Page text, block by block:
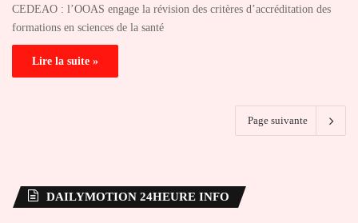
CEDEAO : l’OOAS engage la révision des critères d’accréditation des
formations en sciences de la santé
Lire la suite »
Page suivante
DAILYMOTION 24HEURE INFO